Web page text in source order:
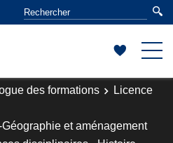
des formations
Licence
et aménagement